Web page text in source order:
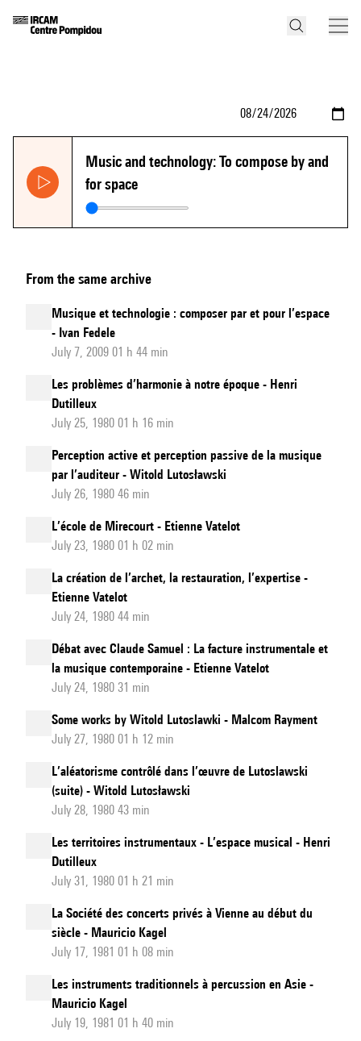
Music and technology: To compose by and
for space
From the same archive
Musique et technologie : composer par et pour l’espace
- Ivan Fedele
July 7, 2009 01 h 44 min
Les problèmes d’harmonie à notre époque - Henri
Dutilleux
July 25, 1980 01 h 16 min
Perception active et perception passive de la musique
par l’auditeur - Witold Lutosławski
July 26, 1980 46 min
L’école de Mirecourt - Etienne Vatelot
July 23, 1980 01 h 02 min
La création de l’archet, la restauration, l’expertise -
Etienne Vatelot
July 24, 1980 44 min
Débat avec Claude Samuel : La facture instrumentale et
la musique contemporaine - Etienne Vatelot
July 24, 1980 31 min
Some works by Witold Lutoslawki - Malcom Rayment
July 27, 1980 01 h 12 min
L’aléatorisme contrôlé dans l’œuvre de Lutoslawski
(suite) - Witold Lutosławski
July 28, 1980 43 min
Les territoires instrumentaux - L’espace musical - Henri
Dutilleux
July 31, 1980 01 h 21 min
La Société des concerts privés à Vienne au début du
siècle - Mauricio Kagel
July 17, 1981 01 h 08 min
Les instruments traditionnels à percussion en Asie -
Mauricio Kagel
July 19, 1981 01 h 40 min